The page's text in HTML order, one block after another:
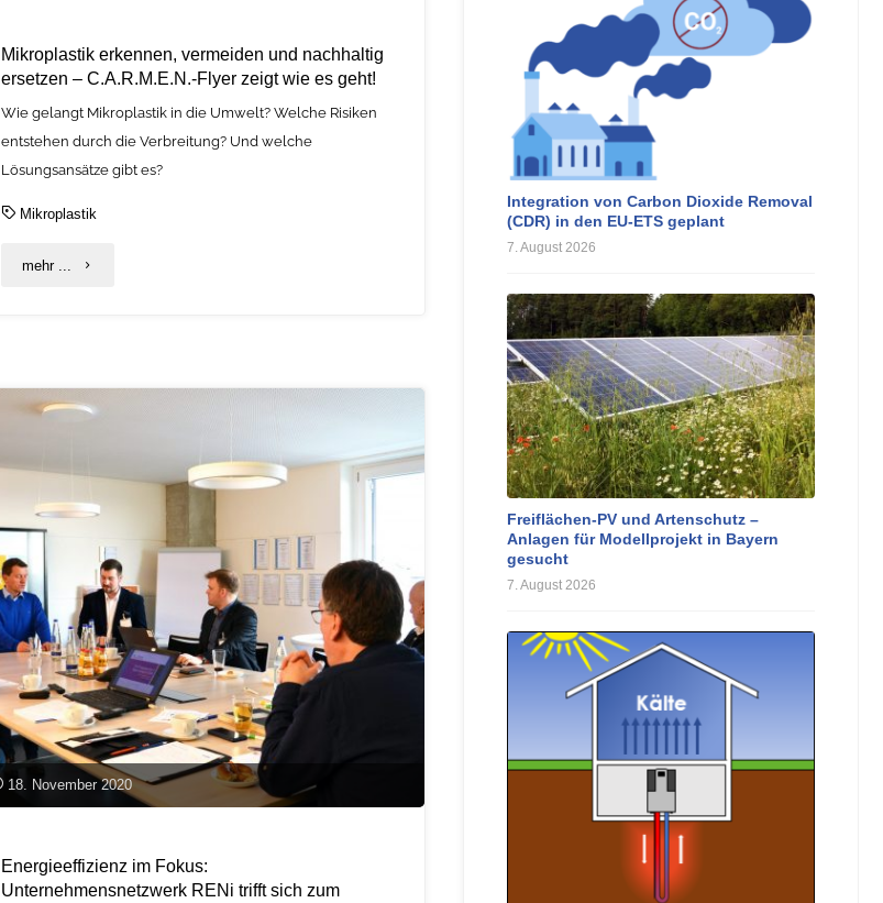
Mikroplastik erkennen, vermeiden und nachhaltig
ersetzen – C.A.R.M.E.N.-Flyer zeigt wie es geht!
Wie gelangt Mikroplastik in die Umwelt? Welche Risiken
entstehen durch die Verbreitung? Und welche
Lösungsansätze gibt es?
Mikroplastik
mehr ... "Mikroplastik
und
ersetzen
–
C.A.R.M.E.N.-
Flyer
zeigt
wie
es
geht!"
18. November 2020
Energieeffizienz im Fokus:
Unternehmensnetzwerk RENi trifft sich zum
Integration von Carbon Dioxide Removal
(CDR) in den EU-ETS geplant
7. August 2026
Freiflächen-PV und Artenschutz –
Anlagen für Modellprojekt in Bayern
gesucht
7. August 2026